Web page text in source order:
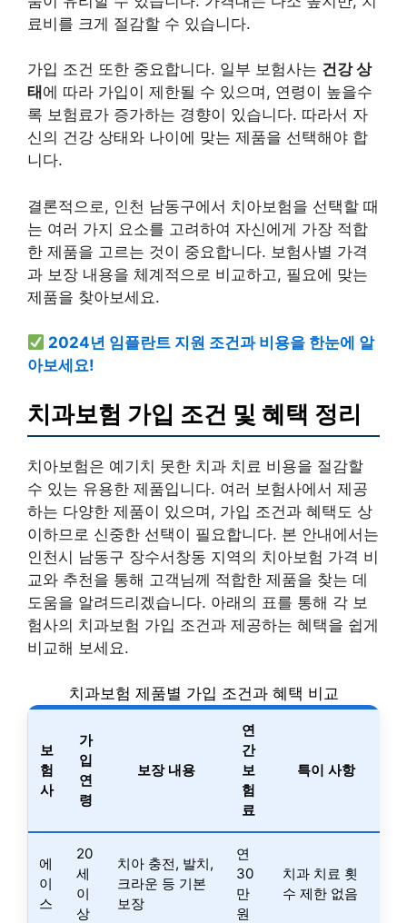
료비를 크게 절감할 수 있습니다.
가입 조건 또한 중요합니다. 일부 보험사는 건강 상
태 에 따라 가입이 제한될 수 있으며, 연령이 높을수
록 보험료가 증가하는 경향이 있습니다. 따라서 자
신의 건강 상태와 나이에 맞는 제품을 선택해야 합
니다.
결론적으로, 인천 남동구에서 치아보험을 선택할 때
는 여러 가지 요소를 고려하여 자신에게 가장 적합
한 제품을 고르는 것이 중요합니다. 보험사별 가격
과 보장 내용을 체계적으로 비교하고, 필요에 맞는
제품을 찾아보세요.
2024년 임플란트 지원 조건과 비용을 한눈에 알
아보세요!
치과보험 가입 조건 및 혜택 정리
치아보험은 예기치 못한 치과 치료 비용을 절감할
수 있는 유용한 제품입니다. 여러 보험사에서 제공
하는 다양한 제품이 있으며, 가입 조건과 혜택도 상
이하므로 신중한 선택이 필요합니다. 본 안내에서는
인천시 남동구 장수서창동 지역의 치아보험 가격 비
교와 추천을 통해 고객님께 적합한 제품을 찾는 데
도움을 알려드리겠습니다. 아래의 표를 통해 각 보
험사의 치과보험 가입 조건과 제공하는 혜택을 쉽게
비교해 보세요.
치과보험 제품별 가입 조건과 혜택 비교
보
험
사
가
입
연
령
보장 내용
연
간
보
험
료
특이 사항
에
이
스
20
세
이
상
치아 충전, 발치,
크라운 등 기본
보장
연
30
만
원
치과 치료 횟
수 제한 없음